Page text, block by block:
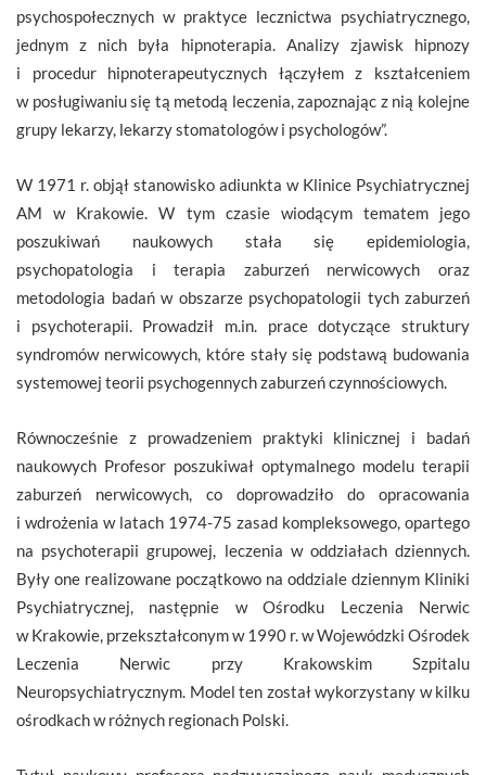
psychospołecznych w praktyce lecznictwa psychiatrycznego,
jednym z nich była hipnoterapia. Analizy zjawisk hipnozy
i procedur hipnoterapeutycznych łączyłem z kształceniem
w posługiwaniu się tą metodą leczenia, zapoznając z nią kolejne
grupy lekarzy, lekarzy stomatologów i psychologów”.
W 1971 r. objął stanowisko adiunkta w Klinice Psychiatrycznej
AM w Krakowie. W tym czasie wiodącym tematem jego
poszukiwań naukowych stała się epidemiologia,
psychopatologia i terapia zaburzeń nerwicowych oraz
metodologia badań w obszarze psychopatologii tych zaburzeń
i psychoterapii. Prowadził m.in. prace dotyczące struktury
syndromów nerwicowych, które stały się podstawą budowania
systemowej teorii psychogennych zaburzeń czynnościowych.
Równocześnie z prowadzeniem praktyki klinicznej i badań
naukowych Profesor poszukiwał optymalnego modelu terapii
zaburzeń nerwicowych, co doprowadziło do opracowania
i wdrożenia w latach 1974-75 zasad kompleksowego, opartego
na psychoterapii grupowej, leczenia w oddziałach dziennych.
Były one realizowane początkowo na oddziale dziennym Kliniki
Psychiatrycznej, następnie w Ośrodku Leczenia Nerwic
w Krakowie, przekształconym w 1990 r. w Wojewódzki Ośrodek
Leczenia Nerwic przy Krakowskim Szpitalu
Neuropsychiatrycznym. Model ten został wykorzystany w kilku
ośrodkach w różnych regionach Polski.